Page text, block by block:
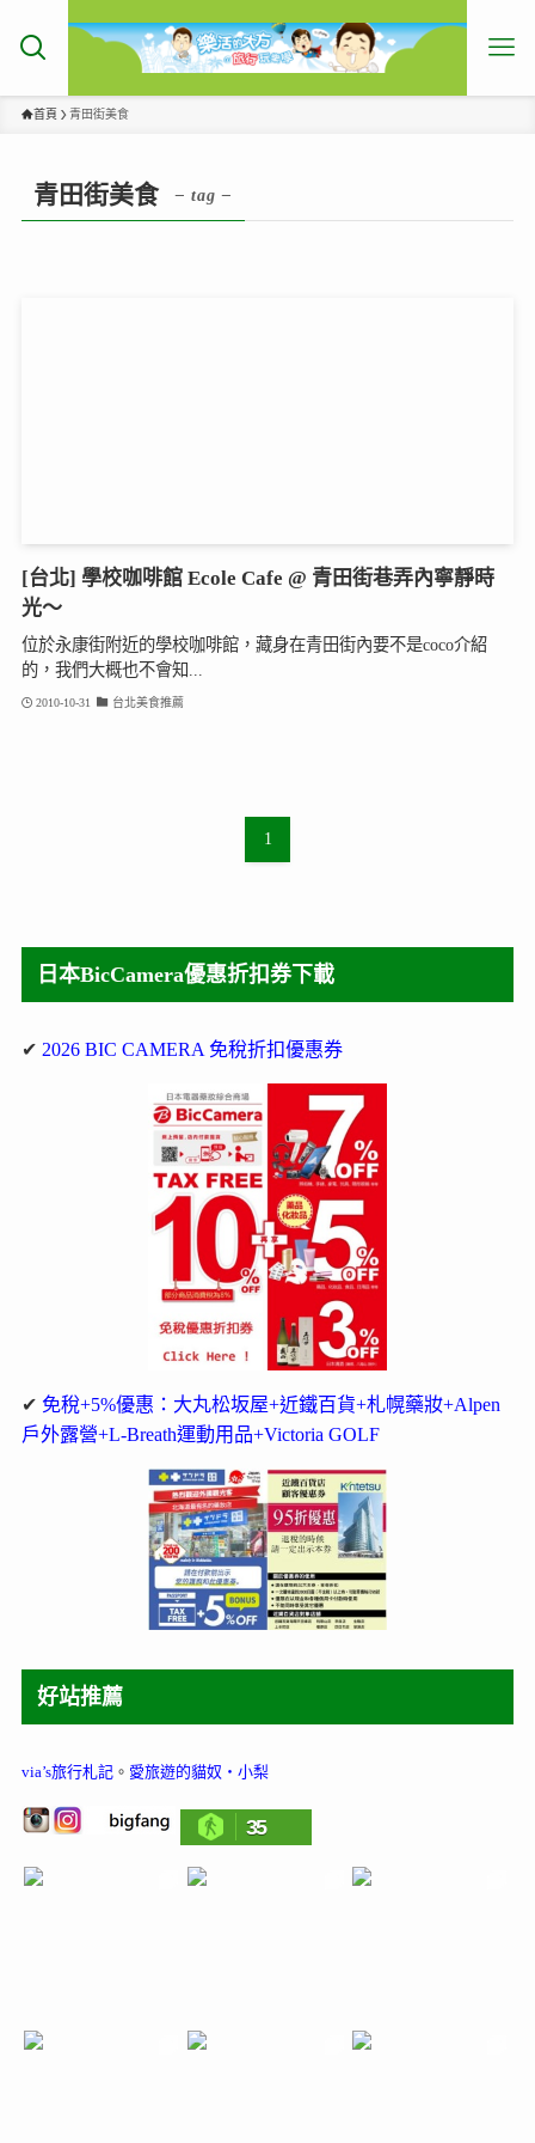
首頁 青田街美食
青田街美食 – tag –
[台北] 學校咖啡館 Ecole Cafe @ 青田街巷弄內寧靜時
光～
位於永康街附近的學校咖啡館，藏身在青田街內要不是coco介紹
的，我們大概也不會知...
2010-10-31 台北美食推薦
1
日本BicCamera優惠折扣券下載
✔ 2026 BIC CAMERA 免稅折扣優惠券
✔ 免稅+5%優惠：大丸松坂屋+近鐵百貨+札幌藥妝+Alpen
戶外露營+L-Breath運動用品+Victoria GOLF
好站推薦
via’s旅行札記。 愛旅遊的貓奴‧小梨
35